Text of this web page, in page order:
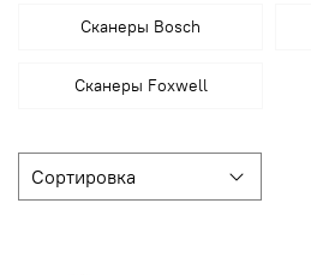
Сканеры Bosch
Сканеры Foxwell